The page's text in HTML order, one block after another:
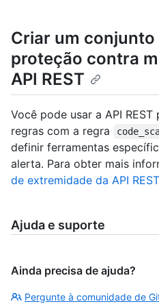
Criar um conjunto
proteção contra
API REST
Você pode usar a API
regras com a regra
definir ferramentas
alerta. Para obter mais
de extremidade da API
Ajuda e suporte
Ainda precisa de ajuda?
Pergunte à comunidade de